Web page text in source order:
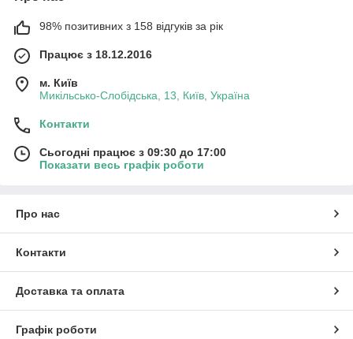
98% позитивних з 158 відгуків за рік
Працює з 18.12.2016
м. Київ
Микільсько-Слобідська, 13, Київ, Україна
Контакти
Сьогодні працює з 09:30 до 17:00
Показати весь графік роботи
Про нас
Контакти
Доставка та оплата
Графік роботи